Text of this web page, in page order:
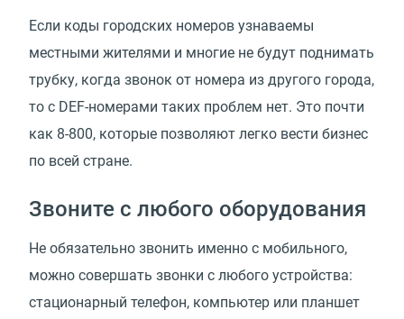
Если коды городских номеров узнаваемы
местными жителями и многие не будут поднимать
трубку, когда звонок от номера из другого города,
то с DEF-номерами таких проблем нет. Это почти
как 8-800, которые позволяют легко вести бизнес
по всей стране.
Звоните с любого оборудования
Не обязательно звонить именно с мобильного,
можно совершать звонки с любого устройства:
стационарный телефон, компьютер или планшет